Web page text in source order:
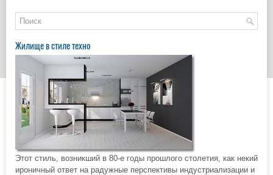
Жилище в стиле техно
Этот стиль, возникший в 80-е годы прошлого столетия, как некий
ироничный ответ на радужные перспективы индустриализации и